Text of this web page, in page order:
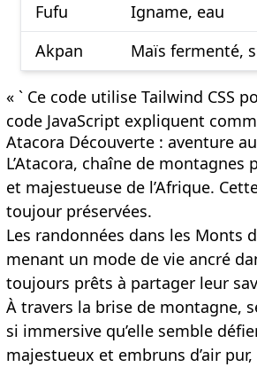
Fufu
Igname, eau
Akpan
Maïs fermenté,
« ` Ce code utilise Tailwind CSS
code JavaScript expliquent
Atacora Découverte : aventure
L’Atacora, chaîne de
et majestueuse de l’Afrique.
toujour préservées.
Les randonnées dans les Monts
menant un mode de vie ancré
toujours prêts à partager leur
À travers la brise de montagne,
si immersive qu’elle semble
majestueux et embruns d’air